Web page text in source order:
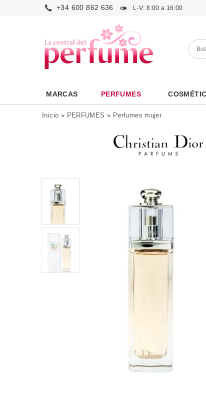
+34 600 862 636 L-V: 8:00 a 16:00
MARCAS PERFUMES
Inicio » PERFUMES » Perfumes mujer